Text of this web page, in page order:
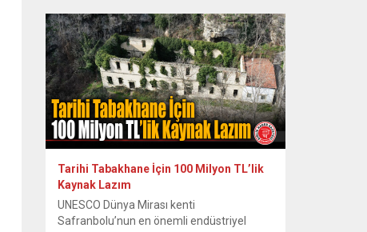
zor anları ve sonrasındaki renkli diyalogları
yıllar sonra paylaştı. Dönemin Safranbolu
Belediye Başkanı Mustafa Eren’in davetiyle
konser vermek üzere Safranbolu’ya gelen
ünlü sanatçı Emel Sayın, konakladığı tarihi
konakta sahne hazırlığı yaparken...
Tarihi Tabakhane İçin 100 Milyon TL’lik
Kaynak Lazım
UNESCO Dünya Mirası kenti
Safranbolu’nun en önemli endüstriyel